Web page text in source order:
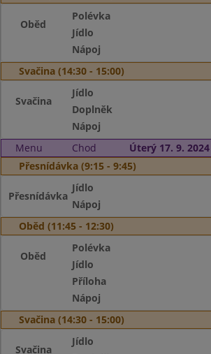
Oběd
Polévka
Jídlo
Nápoj
Svačina (14:30 - 15:00)
Svačina
Jídlo
Doplněk
Nápoj
Menu
Chod
Úterý 17. 9. 2024
Přesnídávka (9:15 - 9:45)
Přesnídávka
Jídlo
Nápoj
Oběd (11:45 - 12:30)
Oběd
Polévka
Jídlo
Příloha
Nápoj
Svačina (14:30 - 15:00)
Svačina
Jídlo